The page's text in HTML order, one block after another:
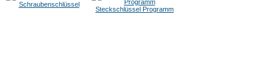
Schraubenschlüssel
Steckschlüssel Programm